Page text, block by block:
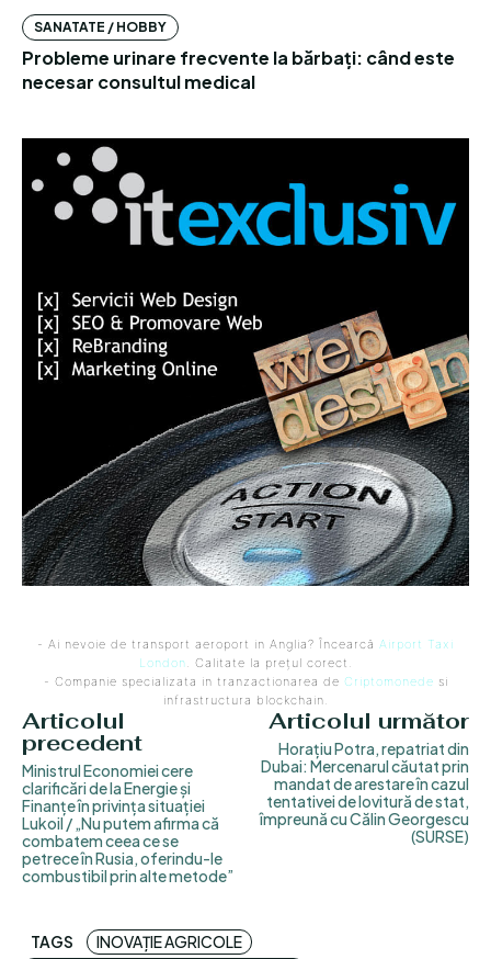
SANATATE / HOBBY
Probleme urinare frecvente la bărbați: când este
necesar consultul medical
- Ai nevoie de transport aeroport in Anglia? Încearcă Airport Taxi
London. Calitate la prețul corect.
- Companie specializata in tranzactionarea de Criptomonede si
infrastructura blockchain.
Articolul
precedent
Ministrul Economiei cere
clarificări de la Energie și
Finanțe în privința situației
Lukoil / „Nu putem afirma că
combatem ceea ce se
petrece în Rusia, oferindu-le
combustibil prin alte metode”
Articolul următor
Horațiu Potra, repatriat din
Dubai: Mercenarul căutat prin
mandat de arestare în cazul
tentativei de lovitură de stat,
împreună cu Călin Georgescu
(SURSE)
TAGS
INOVAȚIE AGRICOLE